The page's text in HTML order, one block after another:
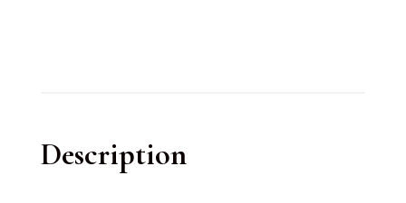
Description